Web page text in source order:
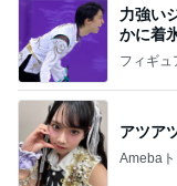
力強い
かに着
なす
フィギュ
アツア
Ameba